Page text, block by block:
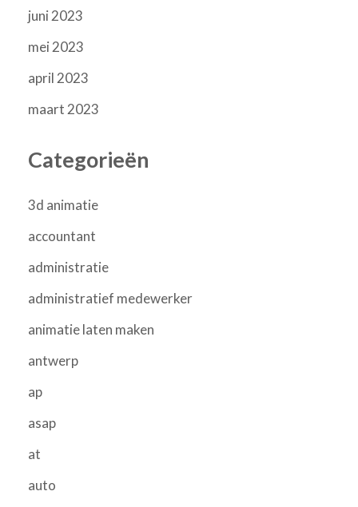
juni 2023
mei 2023
april 2023
maart 2023
Categorieën
3d animatie
accountant
administratie
administratief medewerker
animatie laten maken
antwerp
ap
asap
at
auto